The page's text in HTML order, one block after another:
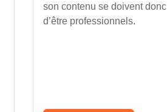
son contenu se doivent donc
d’être professionnels.